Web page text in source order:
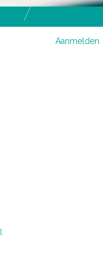
Aanmelden